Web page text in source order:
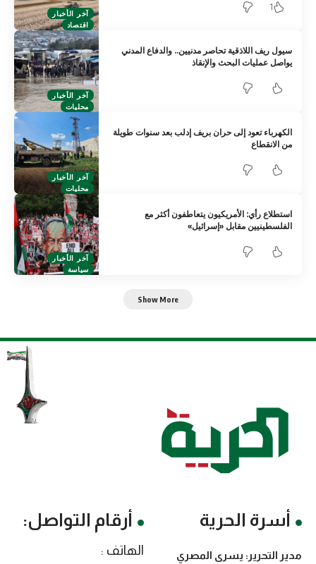
آخر الأخبار
اقتصاد
1
آخر الأخبار
محليات
سيول ريف اللاذقية تحاصر مدنيين.. والدفاع المدني
يواصل عمليات البحث والإنقاذ
آخر الأخبار
محليات
الكهرباء تعود إلى حران بريف إدلب بعد سنوات طويلة
من الانقطاع
آخر الأخبار
سياسة
استطلاع رأي: الأمريكيون يتعاطفون أكثر مع
الفلسطينيين مقابل «إسرائيل»
Show More
أسرة الحرية
مدير التحرير: يسرى المصري
أرقام التواصل:
الهاتف :